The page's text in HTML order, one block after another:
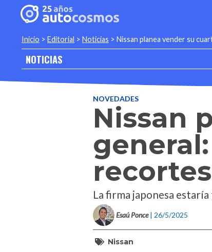
Inicio > Editorial > Noticias > Nissan planea vender su
NOTICIAS
NOVEDADES
Nissan
La firma japonesa
Esaú Ponce | 26/5/2025
Nissan